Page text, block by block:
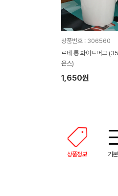
상품번호 : 306560
르네 롱 화이트머그
온스)
1,650원
상품정보 기